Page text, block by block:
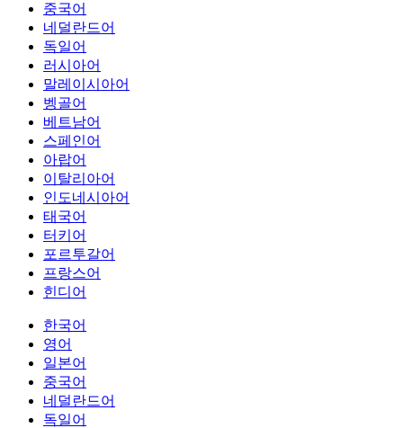
중국어
네덜란드어
독일어
러시아어
말레이시아어
벵골어
베트남어
스페인어
아랍어
이탈리아어
인도네시아어
태국어
터키어
포르투갈어
프랑스어
힌디어
한국어
영어
일본어
중국어
네덜란드어
독일어